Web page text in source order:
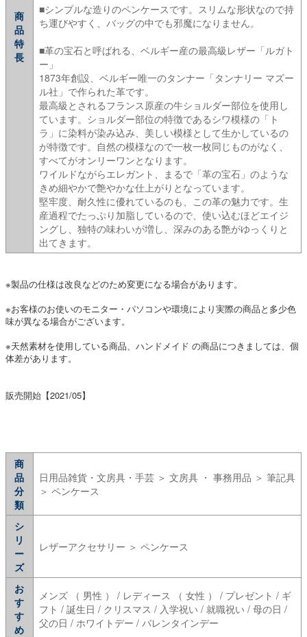
商
品
特
長
■シンプルな造りのペンケースです。スリムな形状なので持
ち運びやすく、バッグの中でも邪魔になりません。
■革の宝石と呼ばれる、ベルギー産の最高級レザー「ルガト
ー」
1873年創設、ベルギー唯一のタンナー「タンナリー マズー
ル社」で作られた革です。
最高級とされるフランス原産の牛ショルダー部位を使用し
ています。ショルダー部位の特徴であるシワ模様の「ト
ラ」に染料が染み込み、美しい模様として生かしているの
が特徴です。自然の模様なので一枚一枚同じものがなく、
すべてがオンリーワンとなります。
ワイルドながらエレガント、まるで「革の宝石」のような
きめ細やかで艶やかな仕上がりとなっています。
堅牢度、耐久性に優れているのも、この革の魅力です。生
産過程でたっぷり加脂しているので、使い込むほどエイジ
ングし、独特の味わいが増し、深みのある艶がゆっくりと
出てきます。
※製品の仕様は改良などのため変更になる場合があります。
※お客様のお使いのモニター・パソコンや環境により実際の商品と多少色
味が異なる場合がございます。
※天然素材を使用している商品、ハンドメイド の商品につきましては、個
体差があります。
販売開始【2021/05】
商
品
分
類
日用品雑貨・文房具・手芸 ＞ 文房具 ・ 事務用品 ＞ 筆記具
＞ ペンケース
シ
リ
ー
ズ
レザーアクセサリー ＞ ペンケース
お
す
す
め
メンズ （ 男性 ） / レディース （ 女性 ） / プレゼント / ギ
フト / 誕生日 / クリスマス / 入学祝い / 就職祝い / 母の日 /
父の日 / ホワイトデー / バレンタインデー